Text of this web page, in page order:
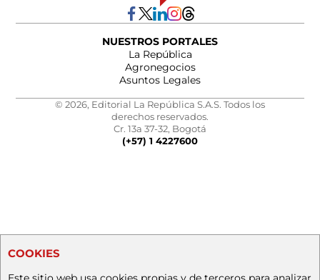
NUESTROS PORTALES
La República
Agronegocios
Asuntos Legales
© 2026, Editorial La República S.A.S. Todos los
derechos reservados.
Cr. 13a 37-32, Bogotá
(+57) 1 4227600
COOKIES